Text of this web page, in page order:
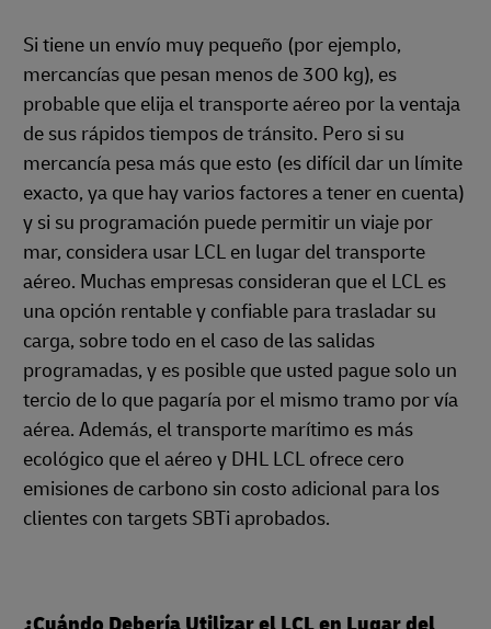
Si tiene un envío muy pequeño (por ejemplo,
mercancías que pesan menos de 300 kg), es
probable que elija el transporte aéreo por la ventaja
de sus rápidos tiempos de tránsito. Pero si su
mercancía pesa más que esto (es difícil dar un límite
exacto, ya que hay varios factores a tener en cuenta)
y si su programación puede permitir un viaje por
mar, considera usar LCL en lugar del transporte
aéreo. Muchas empresas consideran que el LCL es
una opción rentable y confiable para trasladar su
carga, sobre todo en el caso de las salidas
programadas, y es posible que usted pague solo un
tercio de lo que pagaría por el mismo tramo por vía
aérea. Además, el transporte marítimo es más
ecológico que el aéreo y DHL LCL ofrece cero
emisiones de carbono sin costo adicional para los
clientes con targets SBTi aprobados.